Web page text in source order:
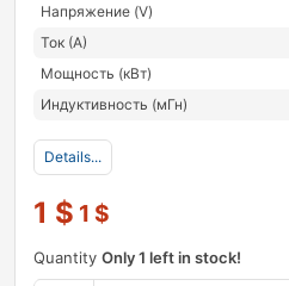
Напряжение (V)
Ток (А)
Мощность (кВт)
Индуктивность (мГн)
Details...
1 $ 1 $
Quantity Only 1 left in stock!